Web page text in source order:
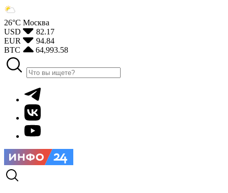
26°С Москва
USD
82.17
EUR
94.84
BTC
64,993.58